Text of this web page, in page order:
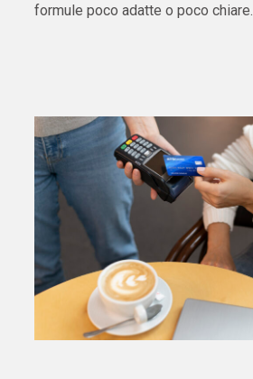
formule poco adatte o poco chiare.